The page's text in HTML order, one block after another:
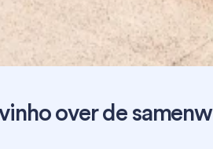
over de